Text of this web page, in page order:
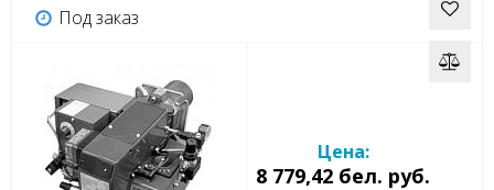
Под заказ
Цена:
8 779,42 бел. руб.